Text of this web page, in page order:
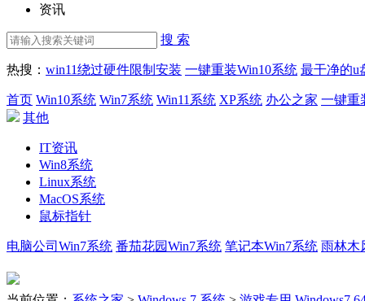
资讯
搜 索
热搜： win11绕过硬件限制安装 一键重装Win10系统 最干净的u
首页 Win10系统 Win7系统 Win11系统 XP系统 办公之家 一键重
其他
IT资讯
Win8系统
Linux系统
MacOS系统
鼠标指针
电脑公司Win7系统 番茄花园Win7系统 笔记本Win7系统 雨林木